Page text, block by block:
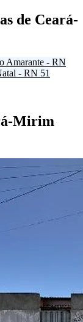
de Ceará-
Amarante - RN
- RN 51
Mirim